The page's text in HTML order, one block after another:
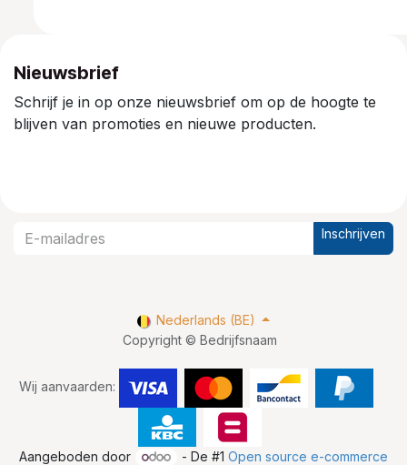
Nieuwsbrief
Schrijf je in op onze nieuwsbrief om op de hoogte te
blijven van promoties en nieuwe producten.
Inschrijven
Copyright © Bedrijfsnaam
Wij aanvaarden:
Nederlands (BE)
Aangeboden door - De #1Open source e-commerce